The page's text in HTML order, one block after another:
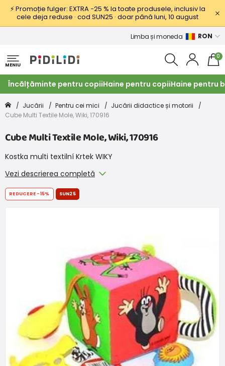
⚡ Promoție fulger: EXTRA −25 % la toate produsele, inclusiv la
cele deja reduse · cod SUN25 · doar până luni, 10 august
Limba și moneda RON
MENIU
0
Încălțăminte pentru copiiHaine pentru copiiHaine pentru
Jucării Pentru cei mici
Jucării didactice și motorii
Cube Multi Textile Mole, Wiki, 170916
Cube Multi Textile Mole, Wiki, 170916
Kostka multi textilní Krtek WIKY
Vezi descrierea completă
REDUCERE -15% SUN25